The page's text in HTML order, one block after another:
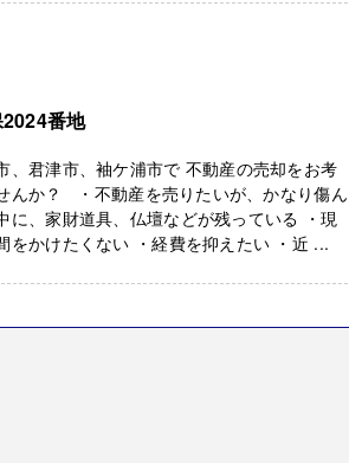
番地
、君津市、袖ケ浦市で 不動産の売却をお考
んか？ ・不動産を売りたいが、かなり傷ん
に、家財道具、仏壇などが残っている ・現
をかけたくない ・経費を抑えたい ・近 ...